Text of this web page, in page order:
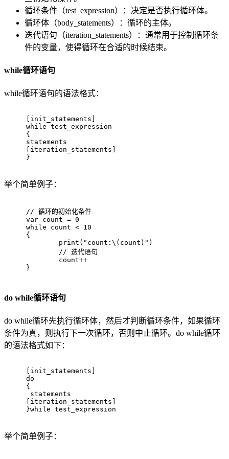
循环条件（test_expression）：决定是否执行循环体。
循环体（body_statements）：循环的主体。
迭代语句（iteration_statements）：通常用于控制循环条
件的变量，使得循环在合适的时候结束。
while循环语句
while循环语句的语法格式：
[init_statements]
while test_expression
{
statements
[iteration_statements]
}
举个简单例子：
// 循环的初始化条件
var count = 0
while
count < 10
{
print ( "count:\(count)" )
// 迭代语句
count++
}
do while循环语句
do while循环先执行循环体，然后才判断循环条件，如果循环
条件为真，则执行下一次循环，否则中止循环。do while循环
的语法格式如下：
[init_statements]
do
{
statements
[iteration_statements]
}while test_expression
举个简单例子：